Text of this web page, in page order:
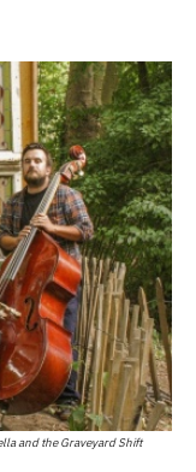
and the Graveyard Shift